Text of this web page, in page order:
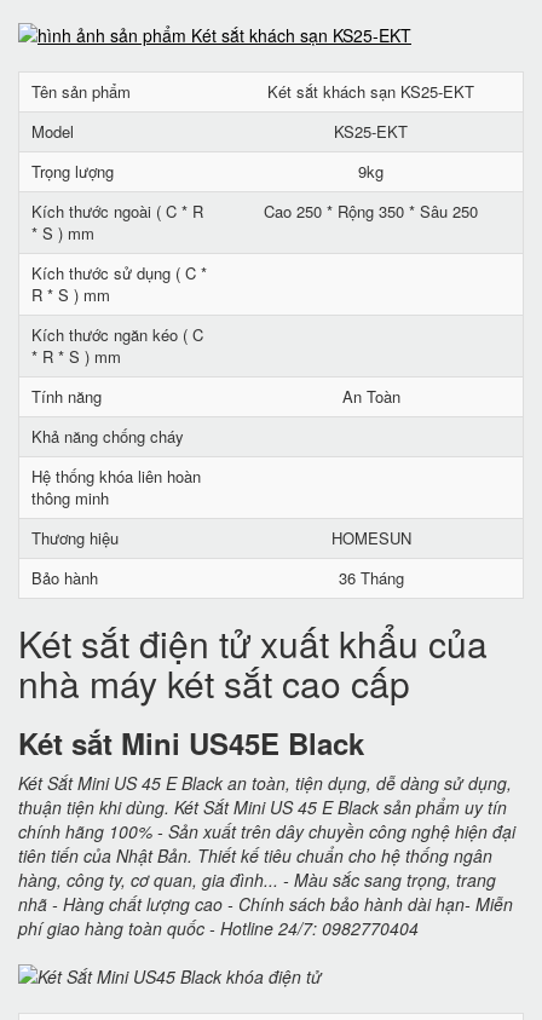
Tên sản phẩm
Két sắt khách sạn KS25-EKT
Model
KS25-EKT
Trọng lượng
9kg
Kích thước ngoài ( C * R
* S ) mm
Cao 250 * Rộng 350 * Sâu 250
Kích thước sử dụng ( C *
R * S ) mm
Kích thước ngăn kéo ( C
* R * S ) mm
Tính năng
An Toàn
Khả năng chống cháy
Hệ thống khóa liên hoàn
thông minh
Thương hiệu
HOMESUN
Bảo hành
36 Tháng
Két sắt điện tử xuất khẩu của
nhà máy két sắt cao cấp
Két sắt Mini US45E Black
Két Sắt Mini US 45 E Black an toàn, tiện dụng, dễ dàng sử dụng,
thuận tiện khi dùng. Két Sắt Mini US 45 E Black sản phẩm uy tín
chính hãng 100% - Sản xuất trên dây chuyền công nghệ hiện đại
tiên tiến của Nhật Bản. Thiết kế tiêu chuẩn cho hệ thống ngân
hàng, công ty, cơ quan, gia đình... - Màu sắc sang trọng, trang
nhã - Hàng chất lượng cao - Chính sách bảo hành dài hạn- Miễn
phí giao hàng toàn quốc - Hotline 24/7: 0982770404